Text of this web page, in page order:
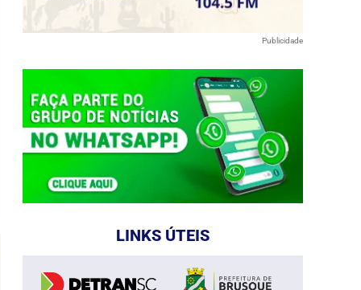
Publicidade
LINKS ÚTEIS